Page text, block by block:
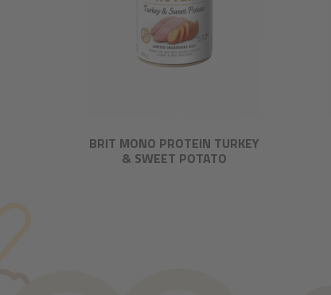
BRIT MONO PROTEIN TURKEY
& SWEET POTATO